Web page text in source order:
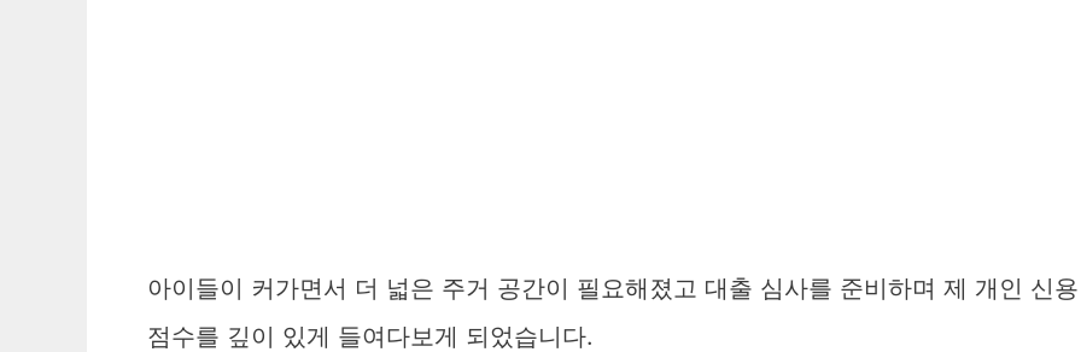
아이들이 커가면서 더 넓은 주거 공간이 필요해졌고 대출 심사를 준비하며 제 개인 신용
점수를 깊이 있게 들여다보게 되었습니다.